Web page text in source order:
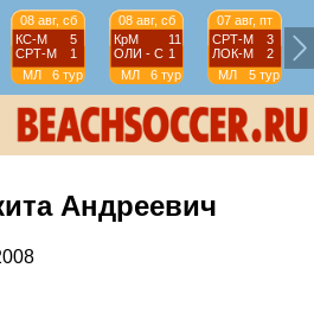
08 авг, сб
КС-М
5
СРТ-М
1
МЛ
6 тур
08 авг, сб
КрМ
11
ОЛИ - С 1
МЛ
6 тур
07 авг, пт
СРТ-М
3
ЛОК-М
2
МЛ
5 тур
Андреевич